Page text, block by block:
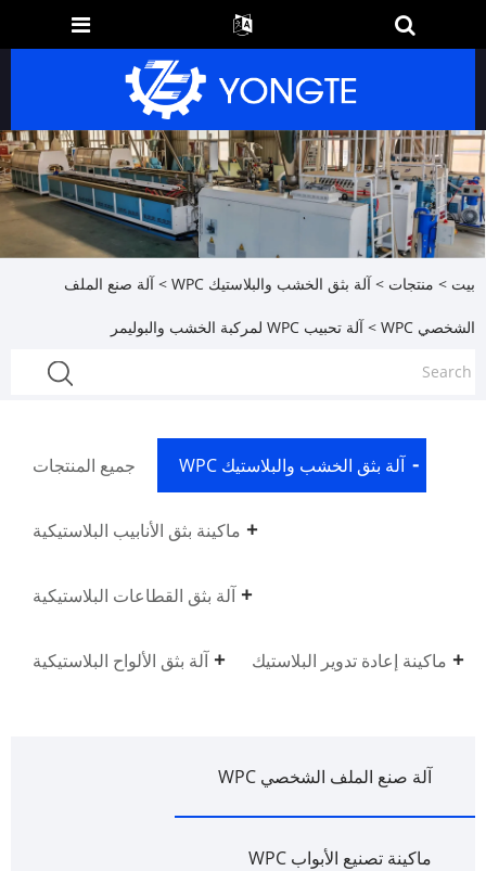
بيت > منتجات > آلة بثق الخشب والبلاستيك WPC > آلة صنع الملف
الشخصي WPC > آلة تحبيب WPC لمركبة الخشب والبوليمر
جميع المنتجات آلة بثق الخشب والبلاستيك WPC
ماكينة بثق الأنابيب البلاستيكية
آلة بثق القطاعات البلاستيكية
آلة بثق الألواح البلاستيكية ماكينة إعادة تدوير البلاستيك
آلة صنع الملف الشخصي WPC
ماكينة تصنيع الأبواب WPC